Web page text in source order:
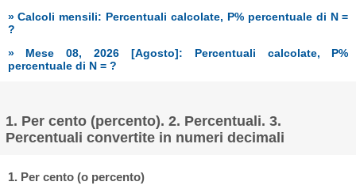
» Calcoli mensili: Percentuali calcolate, P% percentuale di N =
?
» Mese 08, 2026 [Agosto]: Percentuali calcolate, P%
percentuale di N = ?
1. Per cento (percento). 2. Percentuali. 3.
Percentuali convertite in numeri decimali
1. Per cento (o percento)